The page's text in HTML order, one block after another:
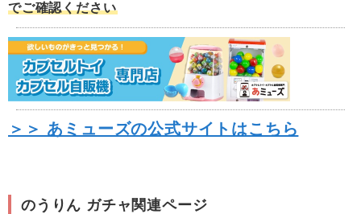
でご確認ください
＞＞ あミューズの公式サイトはこちら
のうりん ガチャ関連ページ